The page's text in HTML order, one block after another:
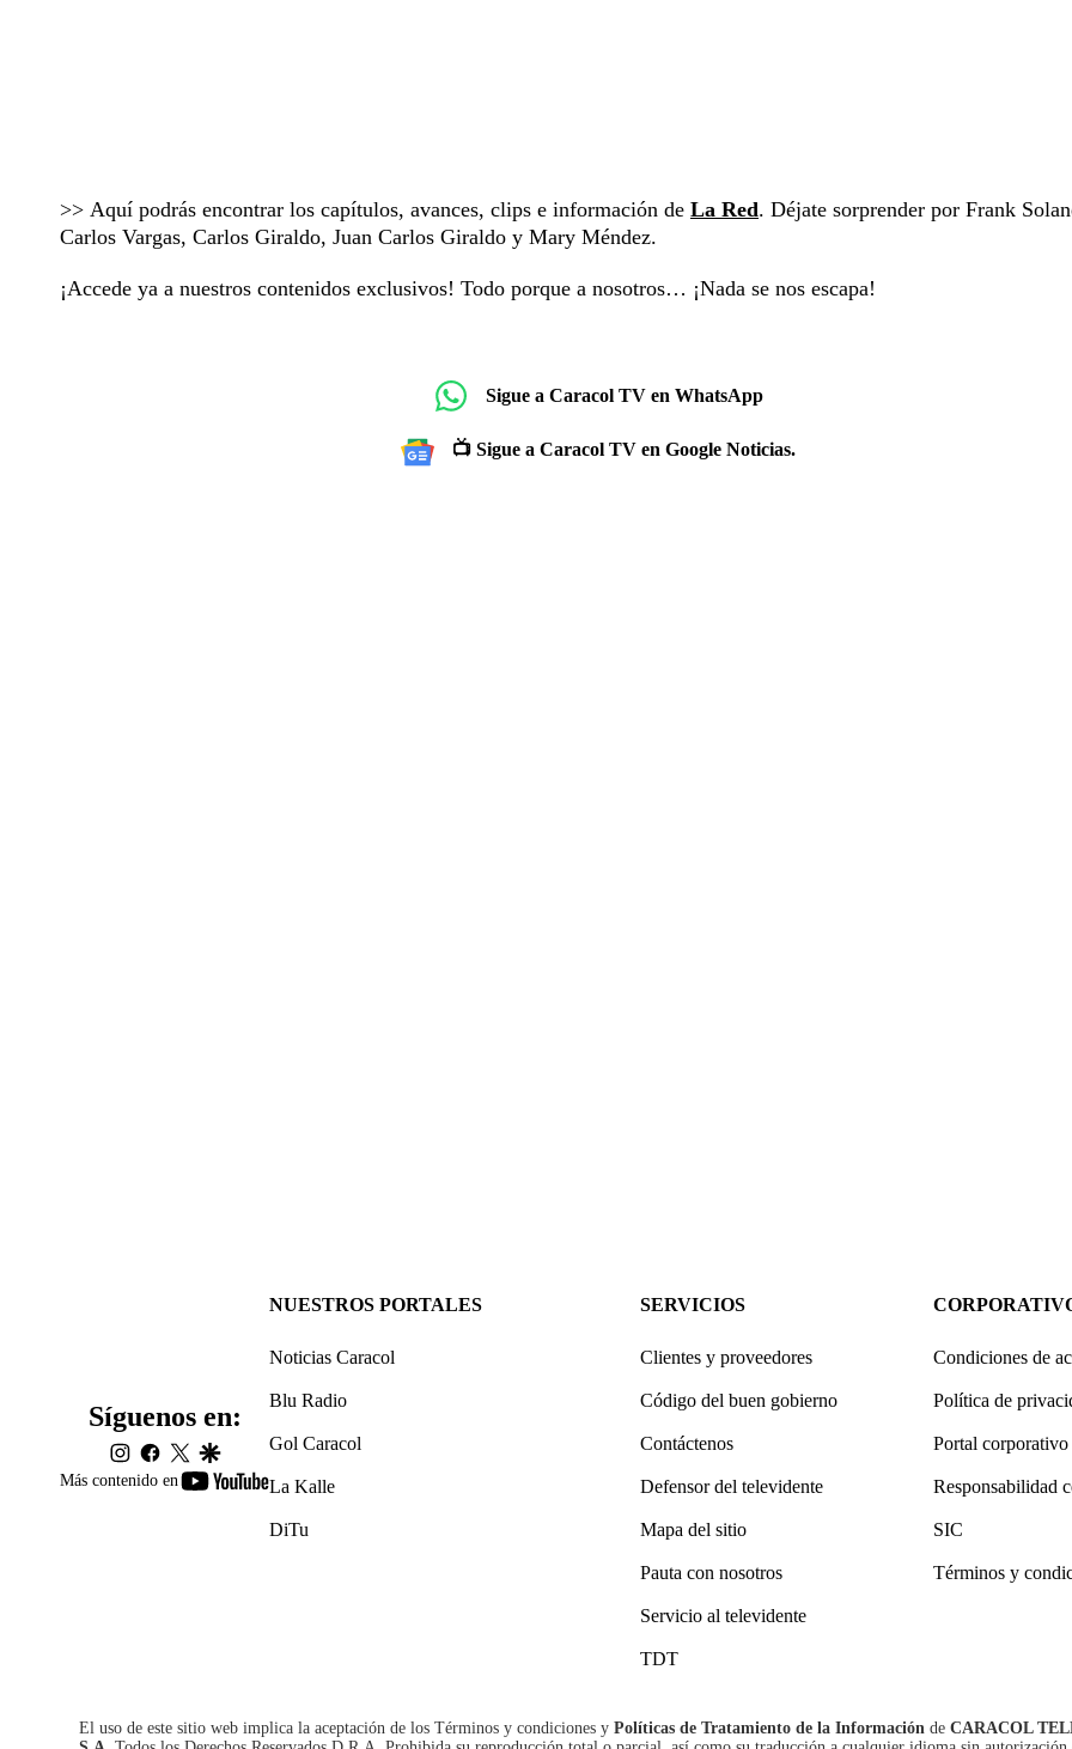
>> Aquí podrás encontrar los capítulos, avances, clips e información de La Red. Déjate sorprender por Frank
Carlos Vargas, Carlos Giraldo, Juan Carlos Giraldo y Mary Méndez.
¡Accede ya a nuestros contenidos exclusivos! Todo porque a nosotros… ¡Nada se nos escapa!
Sigue a Caracol TV en WhatsApp
📺 Sigue a Caracol TV en Google Noticias.
Más contenido en
youtube-
Síguenos en:
instagram
facebook
twittergoogle
NUESTROS PORTALES
Noticias Caracol
Blu Radio
Gol Caracol
La Kalle
DiTu
SERVICIOS
Clientes y proveedores
Código del buen gobierno
Contáctenos
Defensor del televidente
Mapa del sitio
Pauta con nosotros
Servicio al televidente
TDT
Condiciones de
Política de
Portal corporativo
Responsabilidad
SIC
Términos y
El uso de este sitio web implica la aceptación de los Términos y condiciones y Políticas de Tratamiento de la Información de CARACOL